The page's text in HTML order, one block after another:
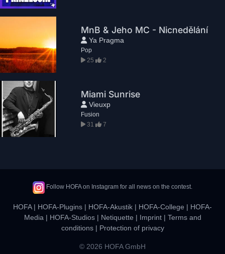
MnB & Jeho MC - Nicnedělání
Ya Pragma
Pop
25
2
Miami Sunrise
Vieuxp
Fusion
31
7
Follow HOFA on Instagram for all news on the contest.
HOFA| HOFA-Plugins | HOFA-Akustik | HOFA-College | HOFA-
Media | HOFA-Studios| Netiquette | Imprint| Terms and
conditions| Protection of privacy
© 2026 HOFA GmbH